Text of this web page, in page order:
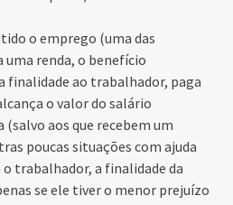
o emprego (uma das
renda, o benefício
finalidade ao trabalhador, paga
o valor do salário
(salvo aos que recebem um
poucas situações com ajuda
trabalhador, a finalidade da
se ele tiver o menor prejuízo